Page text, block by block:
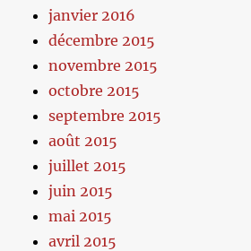
janvier 2016
décembre 2015
novembre 2015
octobre 2015
septembre 2015
août 2015
juillet 2015
juin 2015
mai 2015
avril 2015